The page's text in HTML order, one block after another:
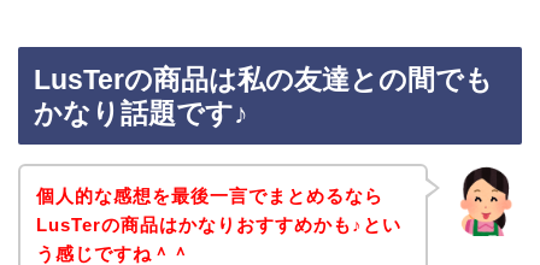
LusTerの商品は私の友達との間でも
かなり話題です♪
個人的な感想を最後一言でまとめるなら
LusTerの商品はかなりおすすめかも♪とい
う感じですね＾＾